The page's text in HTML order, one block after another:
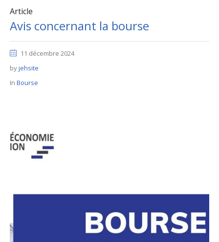
Article
Avis concernant la bourse
11 décembre 2024
byjehsite
In Bourse